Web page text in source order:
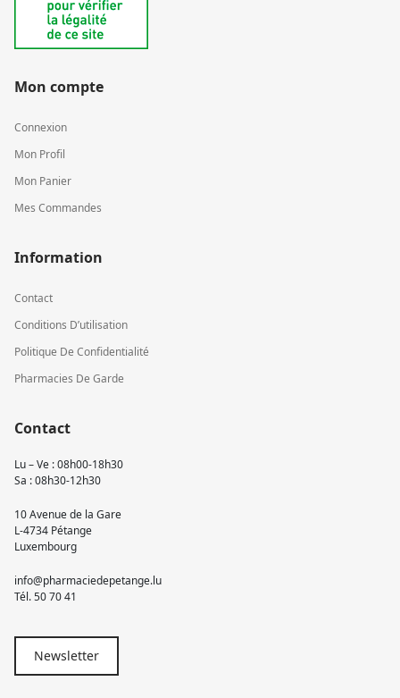
Mon compte
Connexion
Mon Profil
Mon Panier
Mes Commandes
Information
Contact
Conditions D’utilisation
Politique De Confidentialité
Pharmacies De Garde
Contact
Lu – Ve : 08h00-18h30
Sa : 08h30-12h30
10 Avenue de la Gare
L-4734 Pétange
Luxembourg
info@pharmaciedepetange.lu
Tél.50 70 41
Newsletter